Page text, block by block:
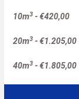
10m3 -€420,00
20m3 -€1.205,00
40m3 -€1.805,00